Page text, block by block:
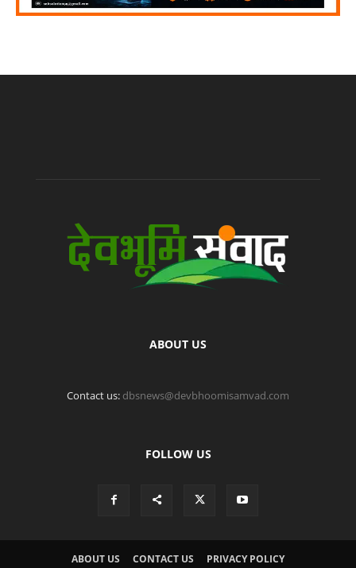
ABOUT US
Contact us: dbsnews@devbhoomisamvad.com
FOLLOW US
ABOUT US CONTACT US PRIVACY POLICY